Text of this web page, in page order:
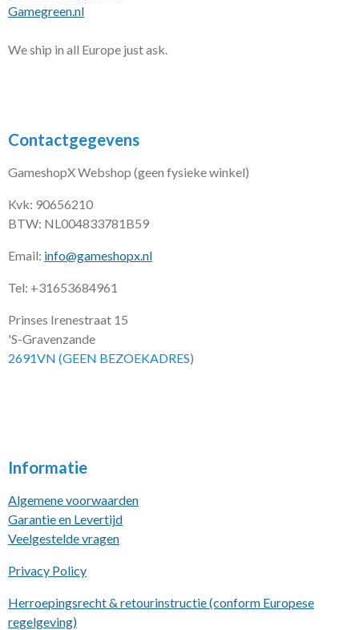
Gamegreen.nl
We ship in all Europe just ask.
Contactgegevens
GameshopX Webshop (geen fysieke winkel)
Kvk: 90656210
BTW: NL004833781B59
Email: info@gameshopx.nl
Tel: +31653684961
Prinses Irenestraat 15
'S-Gravenzande
2691VN (GEEN BEZOEKADRES)
Informatie
Algemene voorwaarden
Garantie en Levertijd
Veelgestelde vragen
Privacy Policy
Herroepingsrecht & retourinstructie (conform Europese
regelgeving)